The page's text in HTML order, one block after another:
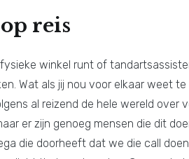
reis
winkel runt of
Wat als jij nou voor elkaar weet
al reizend de hele wereld over
er zijn genoeg mensen die dit
die doorheeft dat we die call